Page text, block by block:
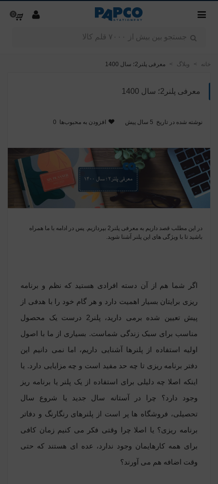
0
خانه > وبلاگ > معرفی پلنر2؛ سال 1400
معرفی پلنر2؛ سال 1400
نوشته شده در تاریخ 5 سال پیش افزودن به محبوب‌ها 0
در این مطلب قصد داریم به معرفی پلنر2 بپردازیم. پس در ادامه با ما همراه
باشید تا با ویژگی های این پلنر آشنا شوید.
اگر شما هم از آن دسته افرادی هستید که نظم و برنامه
ریزی برایتان بسیار اهمیت دارد و هر گام خود را با هدفی از
پیش تعیین شده برمی دارید، پلنر2 درست یک محصول
مناسب برای سبک زندگی شماست. بسیاری از ما با اصول
اولیه استفاده از پلنرها آشنایی داریم، اما نمی دانیم این
دفتر برنامه ریزی تا چه حد مفید است و چه مزایایی دارد. یا
اینکه اصلا چه دلیلی برای استفاده از یک پلنر یا برنامه ریز
وجود دارد؟ چرا در آستانه سال جدید یا شروع سال
تحصیلی، فروشگاه ها پر است از پلنرهای رنگارنگ و دفاتر
برنامه ریزی؟ یا اصلا چرا وقتی فکر می کنیم زمان کافی
برای همه کارهایمان وجود ندارد، عده ای هستند که حتی
وقت اضافه هم می آورند؟